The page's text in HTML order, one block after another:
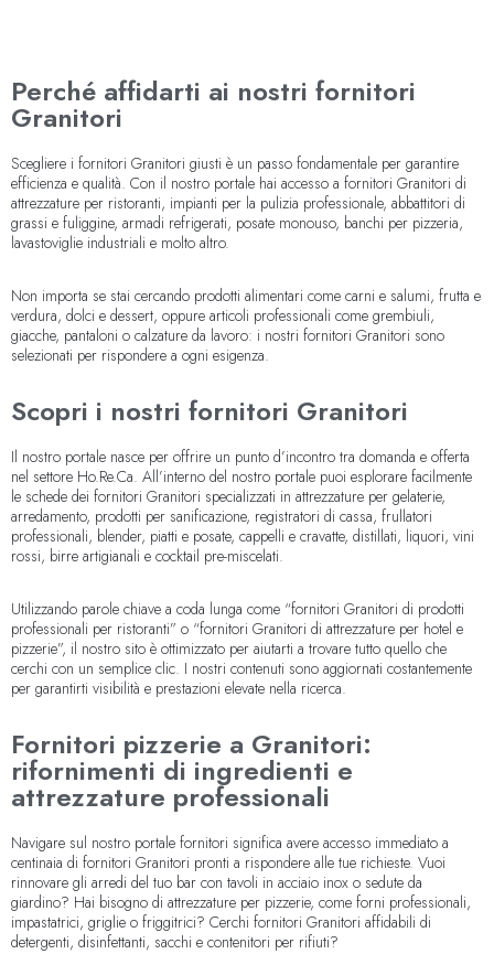
Perché affidarti ai nostri fornitori
Granitori
Scegliere i fornitori Granitori giusti è un passo fondamentale per garantire
efficienza e qualità. Con il nostro portale hai accesso a fornitori Granitori di
attrezzature per ristoranti, impianti per la pulizia professionale, abbattitori di
grassi e fuliggine, armadi refrigerati, posate monouso, banchi per pizzeria,
lavastoviglie industriali e molto altro.
Non importa se stai cercando prodotti alimentari come carni e salumi, frutta e
verdura, dolci e dessert, oppure articoli professionali come grembiuli,
giacche, pantaloni o calzature da lavoro: i nostri fornitori Granitori sono
selezionati per rispondere a ogni esigenza.
Scopri i nostri fornitori Granitori
Il nostro portale nasce per offrire un punto d’incontro tra domanda e offerta
nel settore Ho.Re.Ca. All’interno del nostro portale puoi esplorare facilmente
le schede dei fornitori Granitori specializzati in attrezzature per gelaterie,
arredamento, prodotti per sanificazione, registratori di cassa, frullatori
professionali, blender, piatti e posate, cappelli e cravatte, distillati, liquori, vini
rossi, birre artigianali e cocktail pre-miscelati.
Utilizzando parole chiave a coda lunga come “fornitori Granitori di prodotti
professionali per ristoranti” o “fornitori Granitori di attrezzature per hotel e
pizzerie”, il nostro sito è ottimizzato per aiutarti a trovare tutto quello che
cerchi con un semplice clic. I nostri contenuti sono aggiornati costantemente
per garantirti visibilità e prestazioni elevate nella ricerca.
Fornitori pizzerie a Granitori:
rifornimenti di ingredienti e
attrezzature professionali
Navigare sul nostro portale fornitori significa avere accesso immediato a
centinaia di fornitori Granitori pronti a rispondere alle tue richieste. Vuoi
rinnovare gli arredi del tuo bar con tavoli in acciaio inox o sedute da
giardino? Hai bisogno di attrezzature per pizzerie, come forni professionali,
impastatrici, griglie o friggitrici? Cerchi fornitori Granitori affidabili di
detergenti, disinfettanti, sacchi e contenitori per rifiuti?